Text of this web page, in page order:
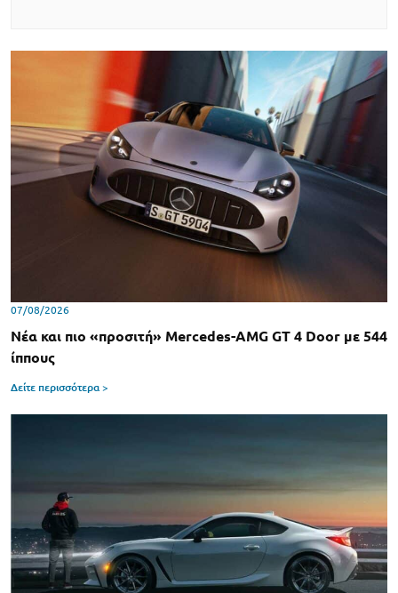
07/08/2026
Νέα και πιο «προσιτή» Mercedes-AMG GT 4 Door με 544
ίππους
Δείτε περισσότερα >